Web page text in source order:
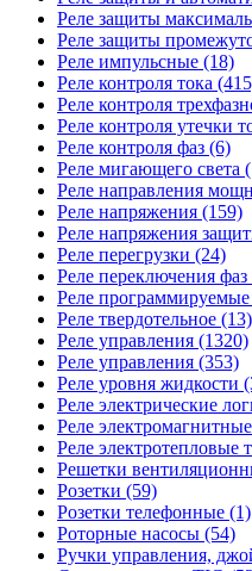
Реле защиты
Реле защиты
Реле импульсные (18)
Реле контроля тока
Реле контроля
Реле контроля утечки
Реле контроля фаз (6)
Реле мигающего света
Реле направления
Реле напряжения (159)
Реле напряжения
Реле перегрузки (24)
Реле переключения фаз
Реле
Реле твердотельное (13)
Реле управления (1320)
Реле управления (353)
Реле уровня жидкости
Реле электрические
Реле
Реле электротепловые
Решетки
Розетки (59)
Розетки телефонные (1)
Роторные насосы (54)
Ручки управления,